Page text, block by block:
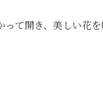
て開き、美しい花